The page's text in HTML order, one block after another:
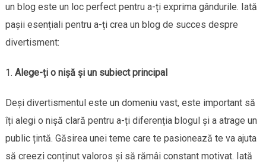
un blog este un loc perfect pentru a-ți exprima gândurile. Iată
pașii esențiali pentru a-ți crea un blog de succes despre
divertisment:
Alege-ți o nișă și un subiect principal
Deși divertismentul este un domeniu vast, este important să
îți alegi o nișă clară pentru a-ți diferenția blogul și a atrage un
public țintă. Găsirea unei teme care te pasionează te va ajuta
să creezi conținut valoros și să rămâi constant motivat. Iată